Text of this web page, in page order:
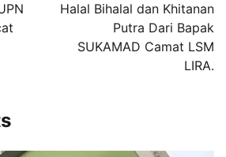
Halal Bihalal dan Khitanan
Putra Dari Bapak
SUKAMAD Camat LSM
LIRA.